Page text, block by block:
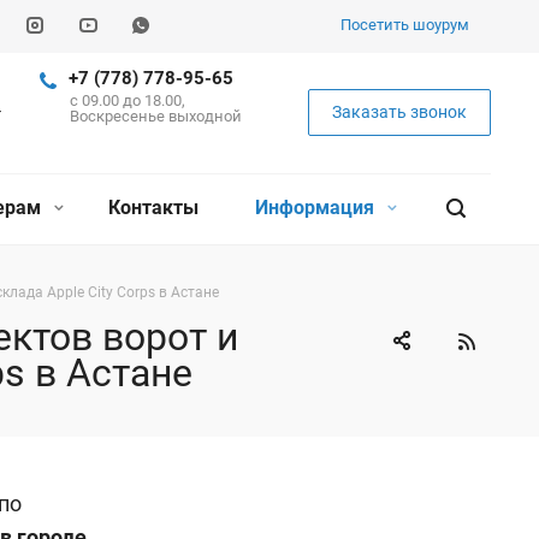
Посетить шоурум
+7 (778) 778-95-65
c 09.00 до 18.00,
Воскресенье выходной
Заказать звонок
Контакты Информация
Apple City Corps в Астане
ворот и
в Астане